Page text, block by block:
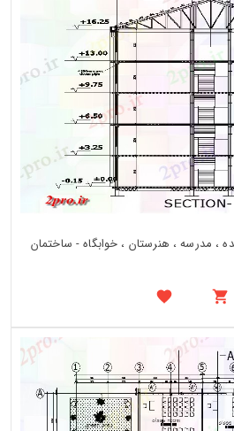
، مدرسه ، هنرستان ، خوابگاه - ساختمان